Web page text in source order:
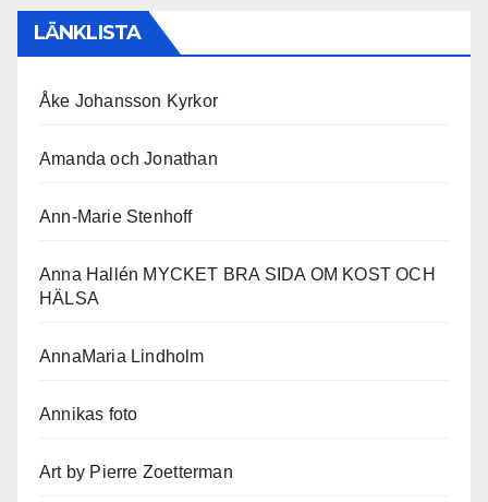
LÄNKLISTA
Åke Johansson Kyrkor
Amanda och Jonathan
Ann-Marie Stenhoff
Anna Hallén MYCKET BRA SIDA OM KOST OCH
HÄLSA
AnnaMaria Lindholm
Annikas foto
Art by Pierre Zoetterman